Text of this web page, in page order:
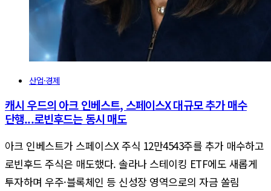
산업·경제
캐시 우드의 아크 인베스트, 스페이스X 대규모 추가 매수
단행...로빈후드는 동시 매도
아크 인베스트가 스페이스X 주식 12만4543주를 추가 매수하고
로빈후드 주식은 매도했다. 솔라나 스테이킹 ETF에도 새롭게
투자하며 우주·블록체인 등 신성장 영역으로의 자금 쏠림